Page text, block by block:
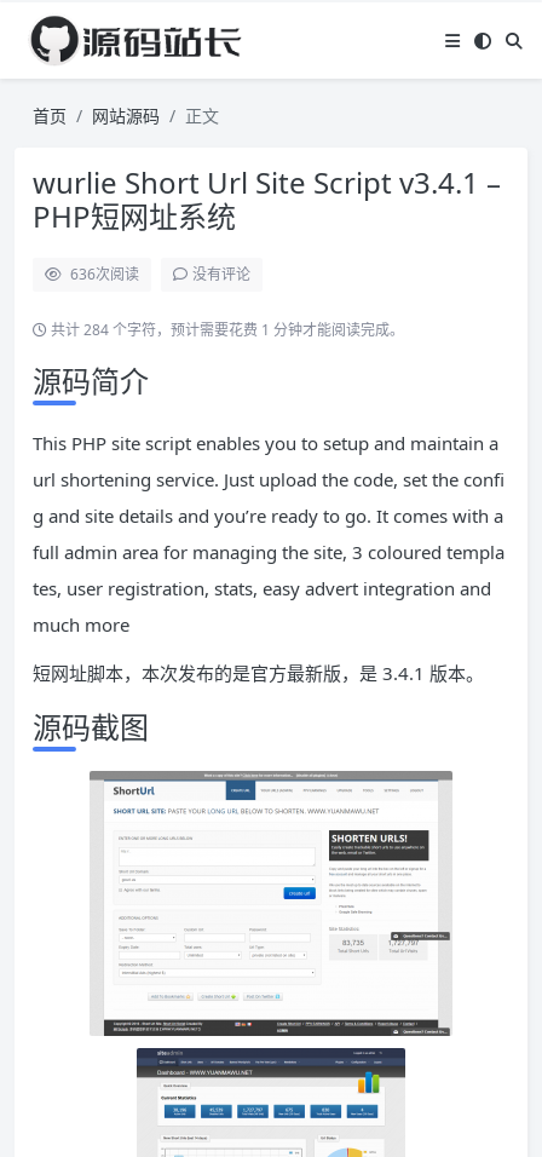
首页 网站源码 正文
wurlie Short Url Site Script v3.4.1 –
PHP短网址系统
636次阅读 没有评论
共计 284 个字符，预计需要花费 1 分钟才能阅读完成。
源码简介
This PHP site script enables you to setup and maintain a
url shortening service. Just upload the code, set the confi
g and site details and you’re ready to go. It comes with a
full admin area for managing the site, 3 coloured templa
tes, user registration, stats, easy advert integration and
much more
短网址脚本，本次发布的是官方最新版，是 3.4.1 版本。
源码截图